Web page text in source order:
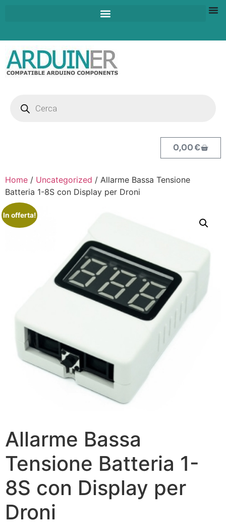
0,00€
Home / Uncategorized / Allarme Bassa Tensione
Batteria 1-8S con Display per Droni
In offerta!
Allarme Bassa
Tensione Batteria 1-
8S con Display per
Droni